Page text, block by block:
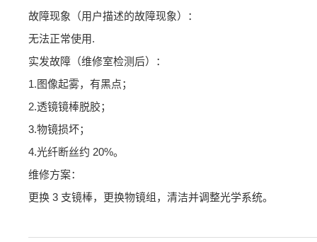
故障现象（用户描述的故障现象）：
无法正常使用.
实发故障（维修室检测后）：
1.图像起雾，有黑点；
2.透镜镜棒脱胶；
3.物镜损坏；
4.光纤断丝约 20%。
维修方案：
更换 3 支镜棒，更换物镜组，清洁并调整光学系统。